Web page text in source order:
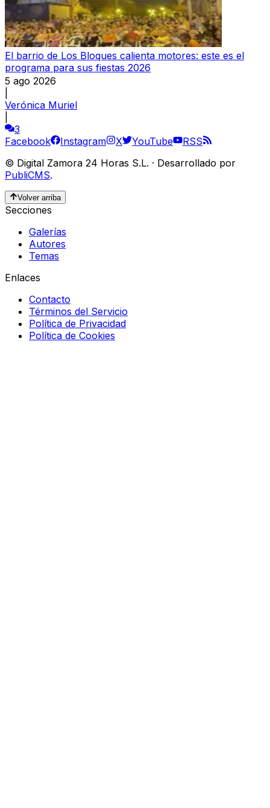
El barrio de Los Bloques calienta motores: este es el
programa para sus fiestas 2026
5 ago 2026
Verónica Muriel
3
Facebook
Instagram X YouTube
RSS
© Digital Zamora 24 Horas S.L. · Desarrollado por
PubliCMS.
Volver arriba
Secciones
Galerías
Autores
Temas
Enlaces
Contacto
Términos del Servicio
Política de Privacidad
Política de Cookies